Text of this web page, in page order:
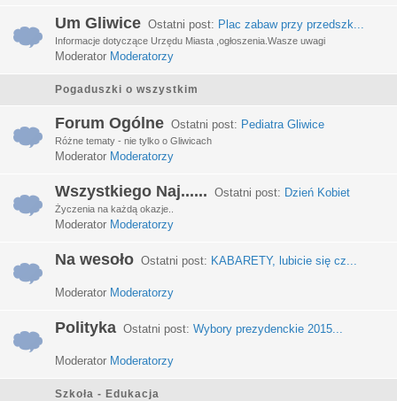
Um Gliwice Ostatni post: Plac zabaw przy przedszk...
Informacje dotyczące Urzędu Miasta ,ogłoszenia.Wasze uwagi
Moderator Moderatorzy
Pogaduszki o wszystkim
Forum Ogólne Ostatni post: Pediatra Gliwice
Różne tematy - nie tylko o Gliwicach
Moderator Moderatorzy
Wszystkiego Naj...... Ostatni post: Dzień Kobiet
Życzenia na każdą okazje..
Moderator Moderatorzy
Na wesoło Ostatni post: KABARETY, lubicie się cz...
Moderator Moderatorzy
Polityka Ostatni post: Wybory prezydenckie 2015...
Moderator Moderatorzy
Szkoła - Edukacja